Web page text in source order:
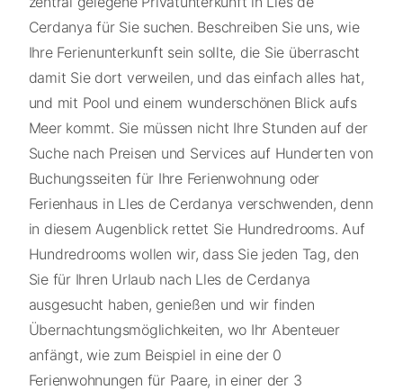
Cerdanya für Sie suchen. Beschreiben Sie uns, wie
Ihre Ferienunterkunft sein sollte, die Sie überrascht
damit Sie dort verweilen, und das einfach alles hat,
und mit Pool und einem wunderschönen Blick aufs
Meer kommt. Sie müssen nicht Ihre Stunden auf der
Suche nach Preisen und Services auf Hunderten von
Buchungsseiten für Ihre Ferienwohnung oder
Ferienhaus in Lles de Cerdanya verschwenden, denn
in diesem Augenblick rettet Sie Hundredrooms. Auf
Hundredrooms wollen wir, dass Sie jeden Tag, den
Sie für Ihren Urlaub nach Lles de Cerdanya
ausgesucht haben, genießen und wir finden
Übernachtungsmöglichkeiten, wo Ihr Abenteuer
anfängt, wie zum Beispiel in eine der 0
Ferienwohnungen für Paare, in einer der 3